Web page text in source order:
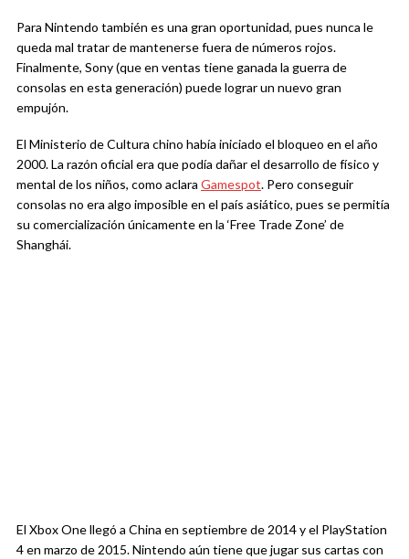
Para Nintendo también es una gran oportunidad, pues nunca le
queda mal tratar de mantenerse fuera de números rojos.
Finalmente, Sony (que en ventas tiene ganada la guerra de
consolas en esta generación) puede lograr un nuevo gran
empujón.
El Ministerio de Cultura chino había iniciado el bloqueo en el año
2000. La razón oficial era que podía dañar el desarrollo de físico y
mental de los niños, como aclara Gamespot. Pero conseguir
consolas no era algo imposible en el país asiático, pues se permitía
su comercialización únicamente en la ‘Free Trade Zone’ de
Shanghái.
El Xbox One llegó a China en septiembre de 2014 y el PlayStation
4 en marzo de 2015. Nintendo aún tiene que jugar sus cartas con